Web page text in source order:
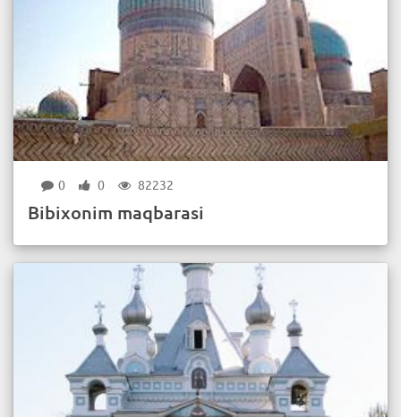
0 0 82232
Bibixonim maqbarasi